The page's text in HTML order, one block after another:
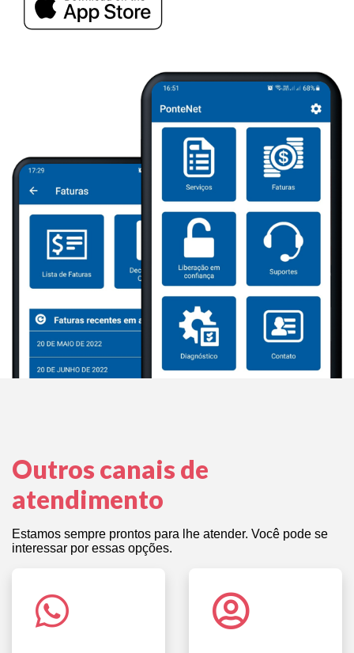
Outros canais de
atendimento
Estamos sempre prontos para lhe atender. Você pode se
interessar por essas opções.